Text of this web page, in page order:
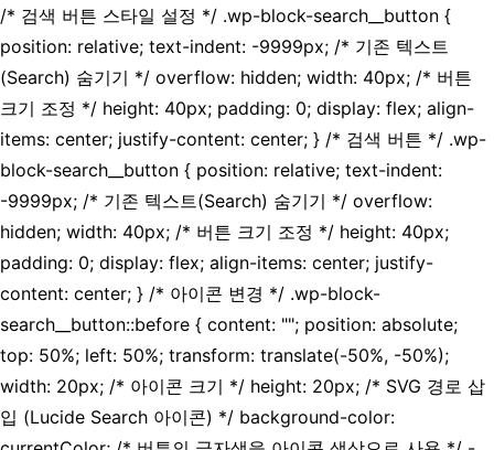
/* 검색 버튼 스타일 설정 */ .wp-block-search__button {
position: relative; text-indent: -9999px; /* 기존 텍스트
(Search) 숨기기 */ overflow: hidden; width: 40px; /* 버튼
크기 조정 */ height: 40px; padding: 0; display: flex; align-
items: center; justify-content: center; } /* 검색 버튼 */ .wp-
block-search__button { position: relative; text-indent:
-9999px; /* 기존 텍스트(Search) 숨기기 */ overflow:
hidden; width: 40px; /* 버튼 크기 조정 */ height: 40px;
padding: 0; display: flex; align-items: center; justify-
content: center; } /* 아이콘 변경 */ .wp-block-
search__button::before { content: ""; position: absolute;
top: 50%; left: 50%; transform: translate(-50%, -50%);
width: 20px; /* 아이콘 크기 */ height: 20px; /* SVG 경로 삽
입 (Lucide Search 아이콘) */ background-color: